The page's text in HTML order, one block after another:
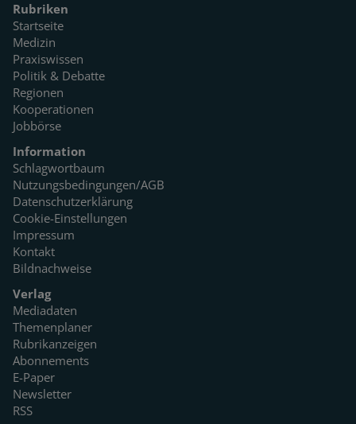
Rubriken
Startseite
Medizin
Praxiswissen
Politik & Debatte
Regionen
Kooperationen
Jobbörse
Information
Schlagwortbaum
Nutzungsbedingungen/AGB
Datenschutzerklärung
Cookie-Einstellungen
Impressum
Kontakt
Bildnachweise
Verlag
Mediadaten
Themenplaner
Rubrikanzeigen
Abonnements
E-Paper
Newsletter
RSS